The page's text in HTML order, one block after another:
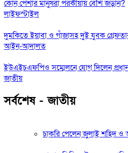
কোন পেশার মানুষরা পরকীয়ায় বেশি জড়ান?
লাইফস্টাইল
দুমকিতে ইয়াবা ও গাঁজাসহ দুই যুবক
আইন-আদালত
ইউএইচএফপিও সম্মেলনে যোগ দিলেন
জাতীয়
সর্বশেষ - জাতীয়
চাকরি পেলেন জুলাই শহিদ